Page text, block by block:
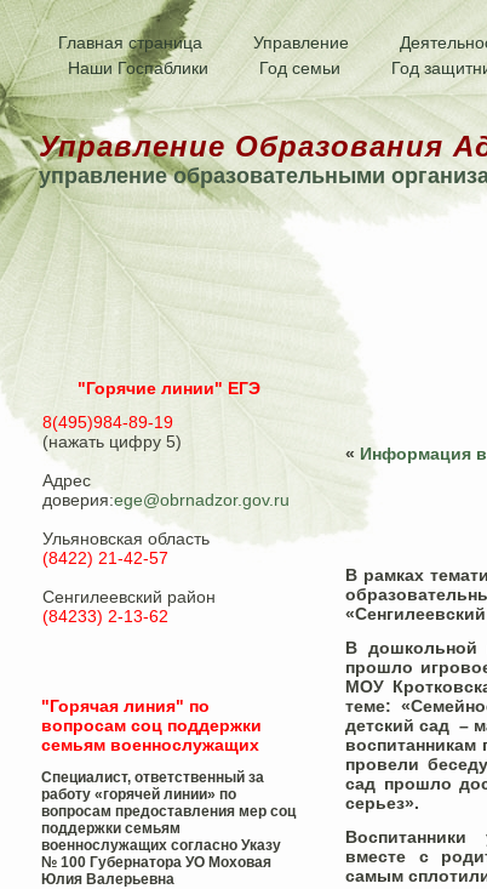
Главная страница Управление
Наши Госпаблики
Год семьи Год
Управление Образования
управление образовательными
"Горячие линии" ЕГЭ
8(495)984-89-19
(нажать цифру 5)
Адрес
доверия:ege@obrnadzor.gov.ru
Ульяновская область
(8422) 21-42-57
Сенгилеевский район
(84233) 2-13-62
"Горячая линия" по
вопросам соц поддержки
семьям военнослужащих
Специалист, ответственный за
работу «горячей линии» по
вопросам предоставления мер соц
поддержки семьям
военнослужащих согласно Указу
№ 100 Губернатора УО Моховая
Юлия Валерьевна
« Информация
В рамках
В дошкольной
прошло
МОУ
теме:
детский сад –
провели
сад прошло
серьез».
Воспитанники
вместе с
самым